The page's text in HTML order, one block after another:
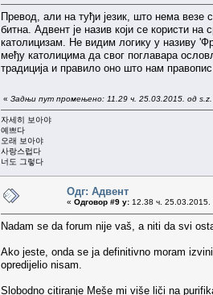
Превод, али на туђи језик, што нема
битна. Адвент је назив који се користи на
католицизам. Не видим логику у називу
међу католицима да свог поглавара
традиција и правило оно што нам
« Задњи пут промењено: 11.29 ч. 25.03.2015. од s.z.
자세히 보아야
예쁘다
오래 보아야
사랑스럽다
너도 그렇다
Одг: Адвент
« Одговор #9 у: 12.38 ч. 25.03.2015.
Nadam se da forum nije vaš, a niti da svi
Ako jeste, onda se ja definitivno moram
opredijelio nisam.
Slobodno citiranje Meše mi više liči na